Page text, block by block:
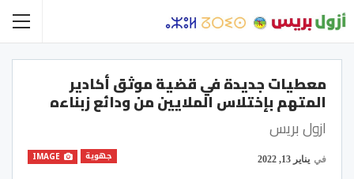
معطيات جديدة في قضية موثق أكادير
المتهم بإختلاس الملايين من ودائع زبناءه
ازول بريس
جهوية في يناير 13, 2022